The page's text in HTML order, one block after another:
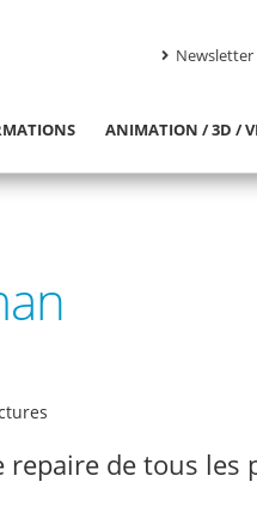
Newsletter
ANIMATION / 3D /
repaire de tous les